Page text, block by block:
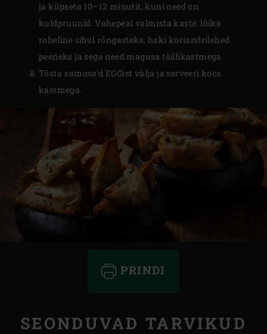
ja küpseta 10–12 minutit, kuni need on
kuldpruunid. Vahepeal valmista kaste: lõika
roheline sibul rõngasteks, haki koriandrilehed
peeneks ja sega need magusa tšillikastmega.
Tõsta samosa’d EGGist välja ja serveeri koos
kastmega.
PRINDI
SEONDUVAD TARVIKUD